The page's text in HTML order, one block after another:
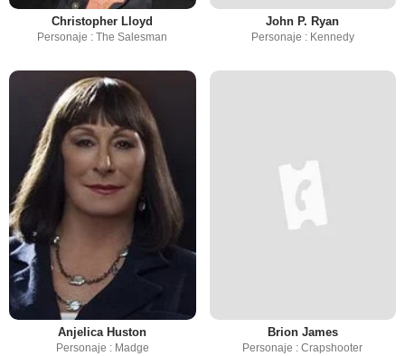
Christopher Lloyd
Personaje : The Salesman
John P. Ryan
Personaje : Kennedy
Anjelica Huston
Personaje : Madge
Brion James
Personaje : Crapshooter